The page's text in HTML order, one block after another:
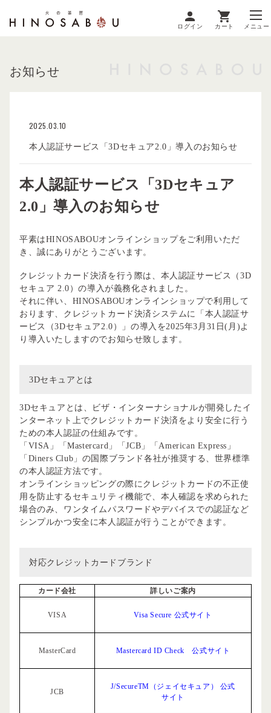
ログイン カート メニュー
お知らせ
2025.03.10
本人認証サービス「3Dセキュア2.0」導入のお知らせ
本人認証サービス「3Dセキュア
2.0」導入のお知らせ
平素はHINOSABOUオンラインショップをご利用いただ
き、誠にありがとうございます。
クレジットカード決済を行う際は、本人認証サービス（3D
セキュア 2.0）の導入が義務化されました。
それに伴い、HINOSABOUオンラインショップで利用して
おります、クレジットカード決済システムに「本人認証サ
ービス（3Dセキュア2.0）」の導入を2025年3月31日(月)よ
り導入いたしますのでお知らせ致します。
3Dセキュアとは
3Dセキュアとは、ビザ・インターナショナルが開発したイ
ンターネット上でクレジットカード決済をより安全に行う
ための本人認証の仕組みです。
「VISA」「Mastercard」「JCB」「American Express」
「Diners Club」の国際ブランド各社が推奨する、世界標準
の本人認証方法です。
オンラインショッピングの際にクレジットカードの不正使
用を防止するセキュリティ機能で、本人確認を求められた
場合のみ、ワンタイムパスワードやデバイスでの認証など
シンプルかつ安全に本人認証が行うことができます。
対応クレジットカードブランド
カード会社 詳しいご案内
VISA Visa Secure 公式サイト
MasterCard Mastercard ID Check 公式サイト
JCB
J/SecureTM（ジェイセキュア） 公式
サイト